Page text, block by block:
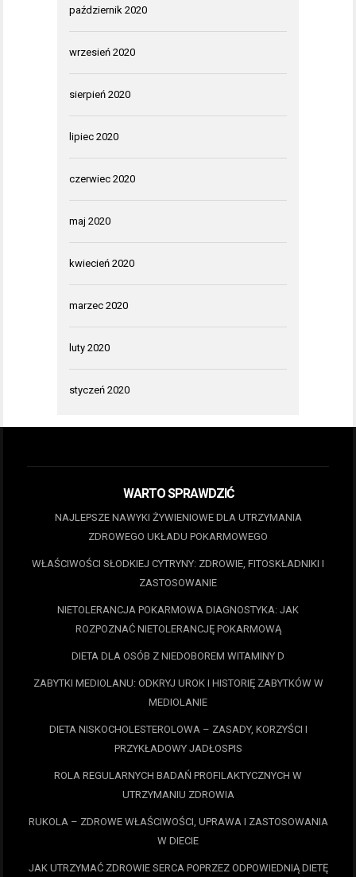
październik 2020
wrzesień 2020
sierpień 2020
lipiec 2020
czerwiec 2020
maj 2020
kwiecień 2020
marzec 2020
luty 2020
styczeń 2020
WARTO SPRAWDZIĆ
NAJLEPSZE NAWYKI ŻYWIENIOWE DLA UTRZYMANIA
ZDROWEGO UKŁADU POKARMOWEGO
WŁAŚCIWOŚCI SŁODKIEJ CYTRYNY: ZDROWIE, FITOSKŁADNIKI I
ZASTOSOWANIE
NIETOLERANCJA POKARMOWA DIAGNOSTYKA: JAK
ROZPOZNAĆ NIETOLERANCJĘ POKARMOWĄ
DIETA DLA OSÓB Z NIEDOBOREM WITAMINY D
ZABYTKI MEDIOLANU: ODKRYJ UROK I HISTORIĘ ZABYTKÓW W
MEDIOLANIE
DIETA NISKOCHOLESTEROLOWA – ZASADY, KORZYŚCI I
PRZYKŁADOWY JADŁOSPIS
ROLA REGULARNYCH BADAŃ PROFILAKTYCZNYCH W
UTRZYMANIU ZDROWIA
RUKOLA – ZDROWE WŁAŚCIWOŚCI, UPRAWA I ZASTOSOWANIA
W DIECIE
JAK UTRZYMAĆ ZDROWIE SERCA POPRZEZ ODPOWIEDNIĄ DIETĘ